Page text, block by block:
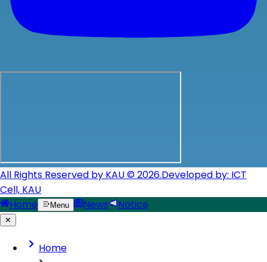
All Rights Reserved by KAU © 2026.Developed by: ICT
Cell, KAU
Home
Menu News Notice
✕
Home